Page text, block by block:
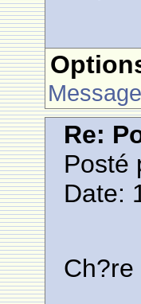
Message
Re:
Posté
Date:
Ch?re